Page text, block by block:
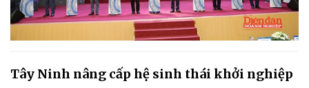
Tây Ninh nâng cấp hệ sinh thái khởi nghiệp